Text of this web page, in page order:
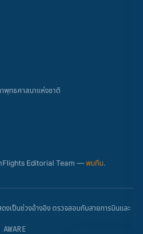
าพุทธศาสนาแห่งชาติ
Editorial Team —พบทีม.
ป็นช่วงอ้างอิง ตรวจสอบกับสายการบินและ